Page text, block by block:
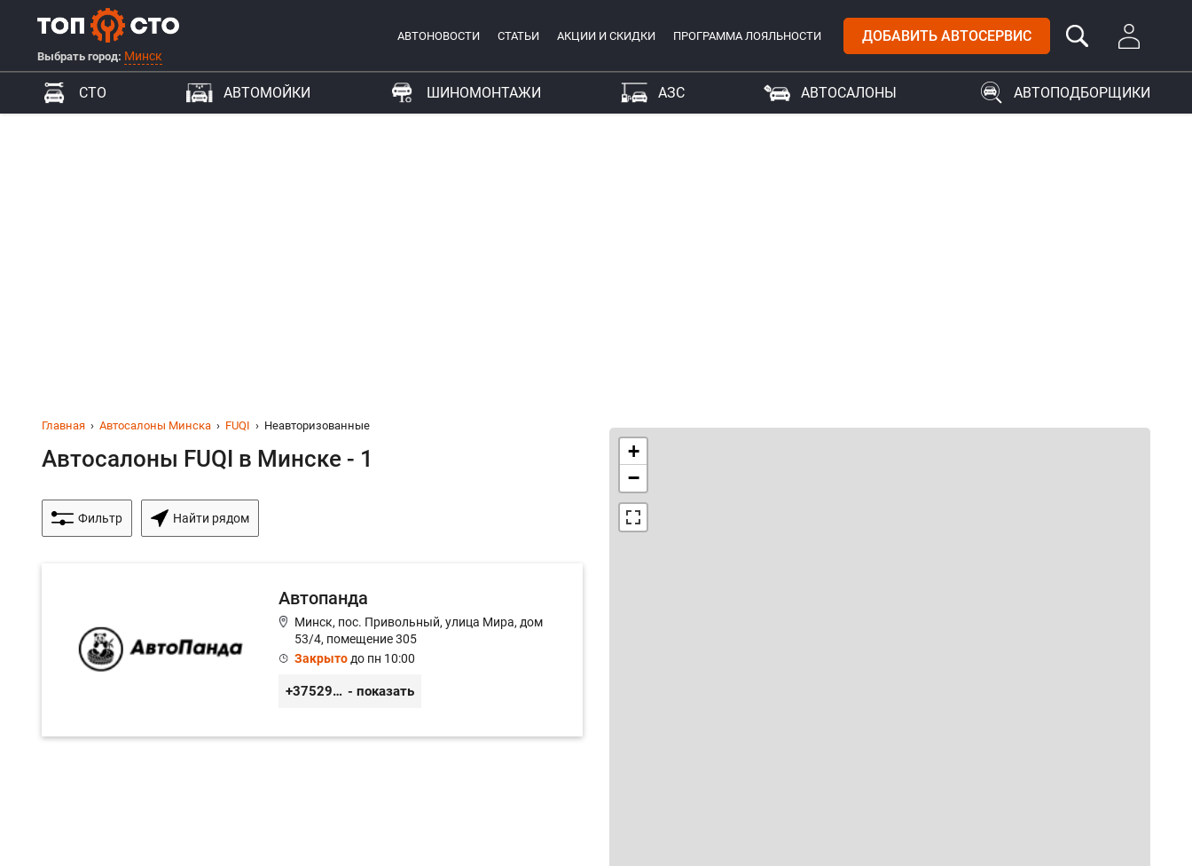
Выбрать город: Минск
АВТОНОВОСТИ СТАТЬИ АКЦИИ И СКИДКИ ПРОГРАММА ЛОЯЛЬНОСТИ ДОБАВИТЬ АВТОСЕРВИС
СТО АВТОМОЙКИ ШИНОМОНТАЖИ АЗС АВТОСАЛОНЫ АВТОПОДБОРЩИКИ
Главная Автосалоны Минска FUQI Неавторизованные
Автосалоны FUQI в Минске - 1
Фильтр Найти рядом
Автопанда
Минск, пос. Привольный, улица Мира, дом
53/4, помещение 305
Закрытодо пн 10:00
+375296605852 - показать
+
−